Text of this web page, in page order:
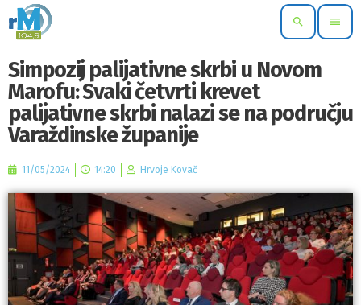
search menu
Simpozij palijativne skrbi u Novom
Marofu: Svaki četvrti krevet
palijativne skrbi nalazi se na području
Varaždinske županije
11/05/2024 14:20 Hrvoje Kovač